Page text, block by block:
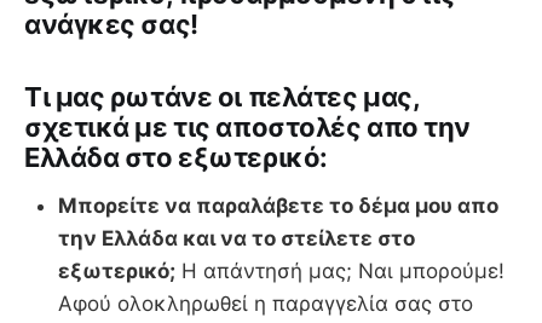
ανάγκες σας!
Tι μας ρωτάνε οι πελάτες μας,
σχετικά με τις αποστολές απο την
Ελλάδα στο εξωτερικό:
Μπορείτε να παραλάβετε το δέμα μου απο
την Ελλάδα και να το στείλετε στο
εξωτερικό; Η απάντησή μας; Ναι μπορούμε!
Αφού ολοκληρωθεί η παραγγελία σας στο